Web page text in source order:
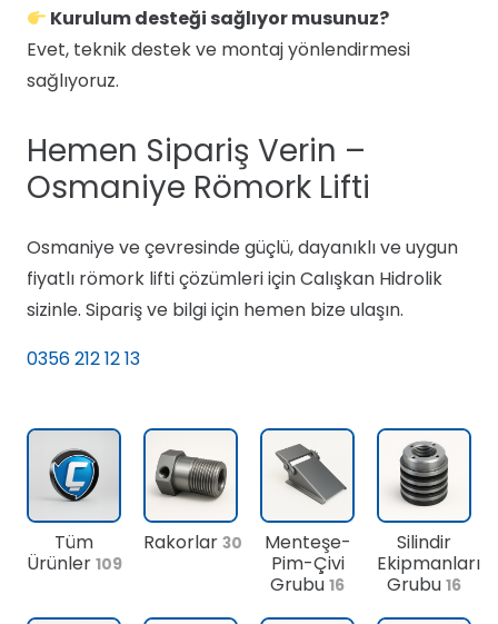
Kurulum desteği sağlıyor musunuz?
Evet, teknik destek ve montaj yönlendirmesi
sağlıyoruz.
Hemen Sipariş Verin –
Osmaniye Römork Lifti
Osmaniye ve çevresinde güçlü, dayanıklı ve uygun
fiyatlı römork lifti çözümleri için Calışkan Hidrolik
sizinle. Sipariş ve bilgi için hemen bize ulaşın.
0356 212 12 13
Tüm
Ürünler 109
Rakorlar 30
Menteşe-
Pim-Çivi
Grubu 16
Silindir
Ekipmanları
Grubu 16